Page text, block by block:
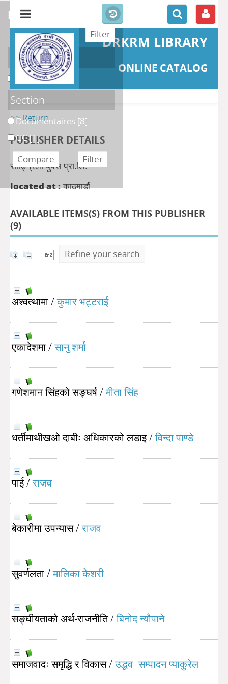
DRKRM LIBRARY
ONLINE CATALOG
>> Return
PUBLISHER DETAILS
साङ्ग्रिला बुक्स प्रा.लि.
located at : काठमाडौं
AVAILABLE ITEMS(S) FROM THIS PUBLISHER
(9)
Refine your search
अश्वत्थामा/कुमार भट्टराई
एकादेशमा/सानु शर्मा
गणेशमान सिंहको सङ्घर्ष/मीता सिंह
धर्तीमाथीखओ दाबीः अधिकारको लडाइ/विन्दा पाण्डे
पाई/राजव
बेकारीमा उपन्यास/राजव
सुवर्णलता/मालिका केशरी
सङ्घीयताको अर्थ-राजनीति/बिनोद न्यौपाने
समाजवादः समृद्धि र विकास/उद्धव -सम्पादन प्याकुरेल
refine or compare
Localisation
DKRML[9]
Section
Documentaires [8]
GC[1]